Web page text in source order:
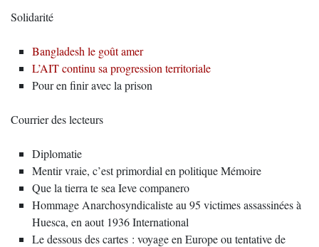
Solidarité
Bangladesh le goût amer
L’AIT continu sa progression territoriale
Pour en finir avec la prison
Courrier des lecteurs
Diplomatie
Mentir vraie, c’est primordial en politique Mémoire
Que la tierra te sea Ieve companero
Hommage Anarchosyndicaliste au 95 victimes assassinées à
Huesca, en aout 1936 International
Le dessous des cartes : voyage en Europe ou tentative de